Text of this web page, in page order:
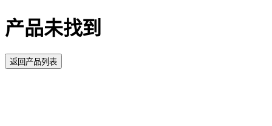
产品未找到
返回产品列表